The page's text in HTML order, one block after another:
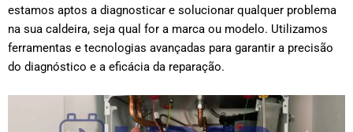
estamos aptos a diagnosticar e solucionar qualquer problema
na sua caldeira, seja qual for a marca ou modelo. Utilizamos
ferramentas e tecnologias avançadas para garantir a precisão
do diagnóstico e a eficácia da reparação.